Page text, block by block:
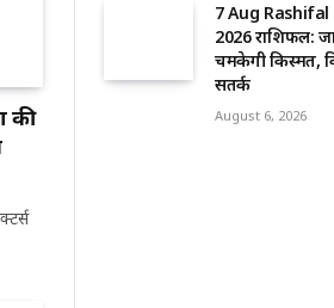
की
7 Aug Rashifal
2026 राशिफल:
चमकेगी किस्मत,
सतर्क
August 6, 2026